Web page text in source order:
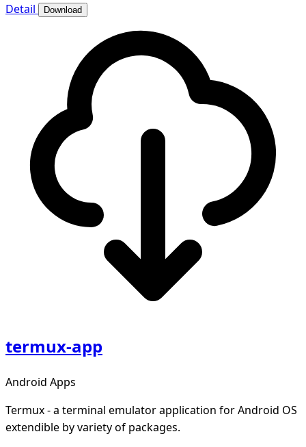
Detail
Download
termux-app
Android Apps
Termux - a terminal emulator application for Android OS
extendible by variety of packages.